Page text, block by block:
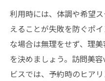
利用時には、体調や希望
えることが失敗を防ぐポ
な場合は無理をせず、理
を決めましょう。訪問美
ビスでは、予約時のヒア